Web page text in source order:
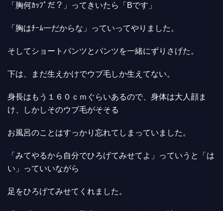
「胸何ｶｯﾌﾟだ？」ってきいたら「Bです」
「胸はﾁｰﾑ一だからな」っていってやりました。
そしてショートパンツとパンツを一緒にずりさげた。
下は、まだ生えかけでウブ毛しか生えてない。
身長はもう１６０ｃｍぐらいあるので、身体は大人顔ま
け、しかしそのウブ毛がそそる
お風呂のことはすっかり忘れてしまっていました。
「みてやるから自分でひろげてみせてよ」っていうと「は
い」っていいながら
足をひろげてみせてくれました。